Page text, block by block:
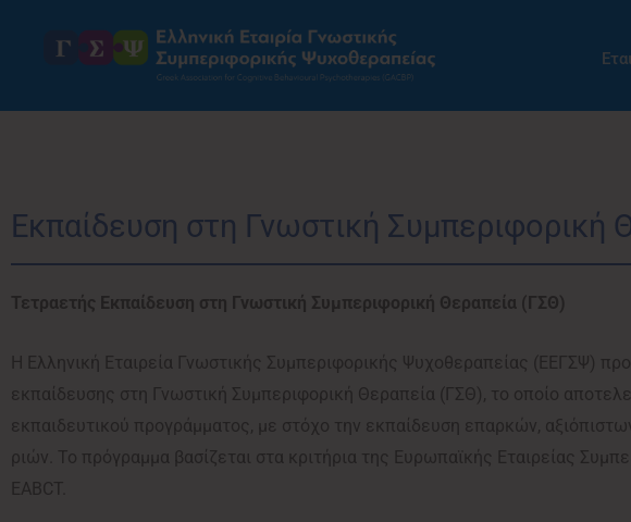
Εκπαίδευση στη Γνωστική Συμπεριφορική
Τετραετής Εκπαίδευση στη Γνωστική Συμπεριφορική Θεραπεία (ΓΣΘ)
Η Ελληνική Εταιρεία Γνωστικής Συμπεριφορικής Ψυχοθεραπείας (ΕΕΓΣΨ)
εκπαίδευσης στη Γνωστική Συμπεριφορική Θεραπεία (ΓΣΘ), το οποίο
εκπαιδευτικού προγράμματος, με στόχο την εκπαίδευση επαρκών,
ριών. Το πρόγραμμα βασίζεται στα κριτήρια της Ευρωπαϊκής Εταιρείας
EABCT.